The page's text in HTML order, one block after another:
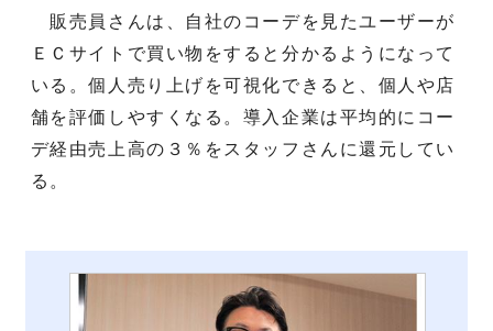
販売員さんは、自社のコーデを見たユーザーが
ＥＣサイトで買い物をすると分かるようになって
いる。個人売り上げを可視化できると、個人や店
舗を評価しやすくなる。導入企業は平均的にコー
デ経由売上高の３％をスタッフさんに還元してい
る。